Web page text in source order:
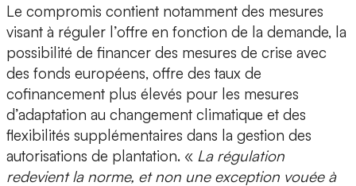
Le compromis contient notamment des mesures
visant à réguler l’offre en fonction de la demande, la
possibilité de financer des mesures de crise avec
des fonds européens, offre des taux de
cofinancement plus élevés pour les mesures
d’adaptation au changement climatique et des
flexibilités supplémentaires dans la gestion des
autorisations de plantation. « La régulation
redevient la norme, et non une exception vouée à